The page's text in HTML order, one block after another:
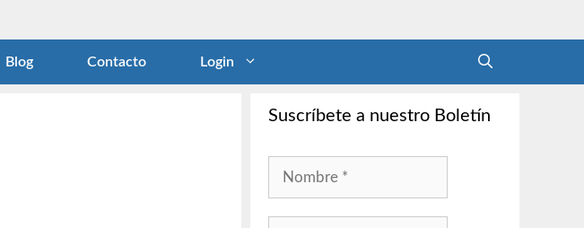
Blog Contacto Login
Suscríbete a nuestro Boletín